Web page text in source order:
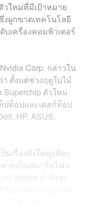
วใหม่ที่มีเป้าหมาย
งผูกขาดเทคโนโลยี
เครื่องคอมพิวเตอร์
Corp. กล่าวใน
า ตั้งแต่ช่วงฤดูใบไม้
Superchip ตัวใหม่
ปท็อปและเดสก์ท็อป
HP, ASUS,
นเรื่องยิ่งใหญ่เทียบ
ายเป็นสมาร์ทโฟน
ะ Nvidia กำลังจะ